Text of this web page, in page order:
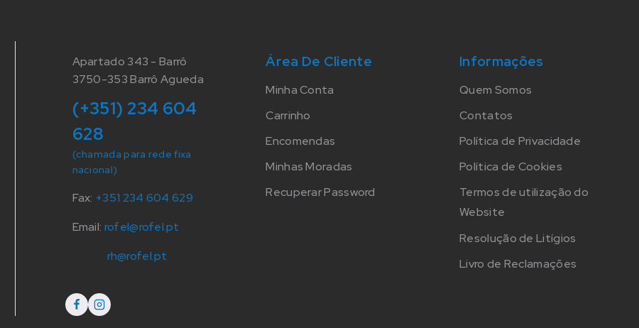
Apartado 343 - Barrô
3750-353 Barrô Agueda
(+351) 234 604
628
(chamada para rede fixa
nacional)
Fax: +351 234 604 629
Email: rofel@rofel.pt
rh@rofel.pt
Área De Cliente
Minha Conta
Carrinho
Encomendas
Minhas Moradas
Recuperar Password
Informações
Quem Somos
Contatos
Política de Privacidade
Política de Cookies
Termos de utilização do
Website
Resolução de Litígios
Livro de Reclamações